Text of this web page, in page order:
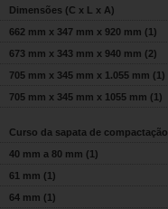
Dimensões (C x L x A)
662 mm x 347 mm x 920 mm (1)
673 mm x 343 mm x 940 mm (2)
705 mm x 345 mm x 1.055 mm (1)
705 mm x 345 mm x 1055 mm (1)
Curso da sapata de compactação
40 mm a 80 mm (1)
61 mm (1)
64 mm (1)